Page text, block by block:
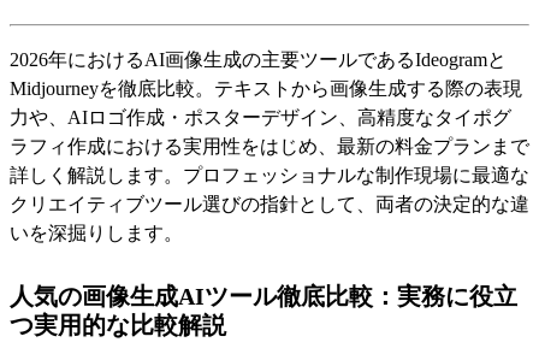
2026年におけるAI画像生成の主要ツールであるIdeogramと
Midjourneyを徹底比較。テキストから画像生成する際の表現
力や、AIロゴ作成・ポスターデザイン、高精度なタイポグ
ラフィ作成における実用性をはじめ、最新の料金プランまで
詳しく解説します。プロフェッショナルな制作現場に最適な
クリエイティブツール選びの指針として、両者の決定的な違
いを深掘りします。
人気の画像生成AIツール徹底比較：実務に役立
つ実用的な比較解説